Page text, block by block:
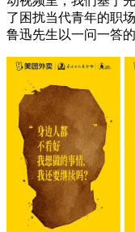
了困扰当代青年的职
鲁迅先生以一问一答